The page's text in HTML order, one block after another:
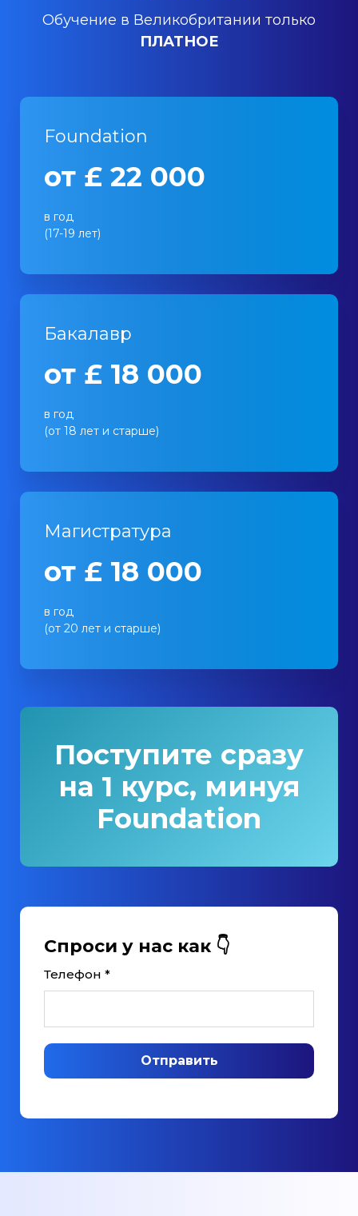
Обучение в Великобритании только
ПЛАТНОЕ
Foundation
от £ 22 000
в год
(17-19 лет)
Бакалавр
от £ 18 000
в год
(от 18 лет и старше)
Магистратура
от £ 18 000
в год
(от 20 лет и старше)
Поступите сразу
на 1 курс, минуя
Foundation
Спроси у нас как 👇
Телефон *
Отправить